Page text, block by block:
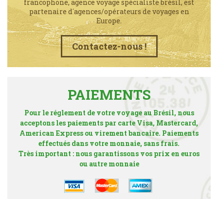
francophone, agence voyage spécialiste brésil, est
partenaire d´agences/opérateurs de voyages en
Europe.
Contactez-nous !
PAIEMENTS
Pour le réglement de votre voyage au Brésil, nous
acceptons les paiements par carte Visa, Mastercard,
American Express ou virement bancaire. Paiements
effectués dans votre monnaie, sans frais.
Très important : nous garantissons vos prix en euros
ou autre monnaie